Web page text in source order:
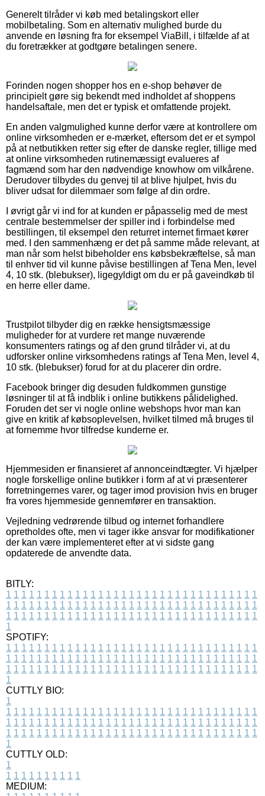
Generelt tilråder vi køb med betalingskort eller
mobilbetaling. Som en alternativ mulighed burde du
anvende en løsning fra for eksempel ViaBill, i tilfælde af at
du foretrækker at godtgøre betalingen senere.
Forinden nogen shopper hos en e-shop behøver de
principielt gøre sig bekendt med indholdet af shoppens
handelsaftale, men det er typisk et omfattende projekt.
En anden valgmulighed kunne derfor være at kontrollere om
online virksomheden er e-mærket, eftersom det er et sympol
på at netbutikken retter sig efter de danske regler, tillige med
at online virksomheden rutinemæssigt evalueres af
fagmænd som har den nødvendige knowhow om vilkårene.
Derudover tilbydes du genvej til at blive hjulpet, hvis du
bliver udsat for dilemmaer som følge af din ordre.
I øvrigt går vi ind for at kunden er påpasselig med de mest
centrale bestemmelser der spiller ind i forbindelse med
bestillingen, til eksempel den returret internet firmaet kører
med. I den sammenhæng er det på samme måde relevant, at
man når som helst bibeholder ens købsbekræftelse, så man
til enhver tid vil kunne påvise bestillingen af Tena Men, level
4, 10 stk. (blebukser), ligegyldigt om du er på gaveindkøb til
en herre eller dame.
Trustpilot tilbyder dig en række hensigtsmæssige
muligheder for at vurdere ret mange nuværende
konsumenters ratings og af den grund tilråder vi, at du
udforsker online virksomhedens ratings af Tena Men, level 4,
10 stk. (blebukser) forud for at du placerer din ordre.
Facebook bringer dig desuden fuldkommen gunstige
løsninger til at få indblik i online butikkens pålidelighed.
Foruden det ser vi nogle online webshops hvor man kan
give en kritik af købsoplevelsen, hvilket tilmed må bruges til
at fornemme hvor tilfredse kunderne er.
Hjemmesiden er finansieret af annonceindtægter. Vi hjælper
nogle forskellige online butikker i form af at vi præsenterer
forretningernes varer, og tager imod provision hvis en bruger
fra vores hjemmeside gennemfører en transaktion.
Vejledning vedrørende tilbud og internet forhandlere
opretholdes ofte, men vi tager ikke ansvar for modifikationer
der kan være implementeret efter at vi sidste gang
opdaterede de anvendte data.
BITLY:
1 1 1 1 1 1 1 1 1 1 1 1 1 1 1 1 1 1 1 1 1 1 1 1 1 1 1 1 1 1 1 1 1
1 1 1 1 1 1 1 1 1 1 1 1 1 1 1 1 1 1 1 1 1 1 1 1 1 1 1 1 1 1 1 1 1
1 1 1 1 1 1 1 1 1 1 1 1 1 1 1 1 1 1 1 1 1 1 1 1 1 1 1 1 1 1 1 1 1
1
SPOTIFY:
1 1 1 1 1 1 1 1 1 1 1 1 1 1 1 1 1 1 1 1 1 1 1 1 1 1 1 1 1 1 1 1 1
1 1 1 1 1 1 1 1 1 1 1 1 1 1 1 1 1 1 1 1 1 1 1 1 1 1 1 1 1 1 1 1 1
1 1 1 1 1 1 1 1 1 1 1 1 1 1 1 1 1 1 1 1 1 1 1 1 1 1 1 1 1 1 1 1 1
1
CUTTLY BIO:
1
1 1 1 1 1 1 1 1 1 1 1 1 1 1 1 1 1 1 1 1 1 1 1 1 1 1 1 1 1 1 1 1 1
1 1 1 1 1 1 1 1 1 1 1 1 1 1 1 1 1 1 1 1 1 1 1 1 1 1 1 1 1 1 1 1 1
1 1 1 1 1 1 1 1 1 1 1 1 1 1 1 1 1 1 1 1 1 1 1 1 1 1 1 1 1 1 1 1 1
1
CUTTLY OLD:
1
1 1 1 1 1 1 1 1 1 1
MEDIUM: